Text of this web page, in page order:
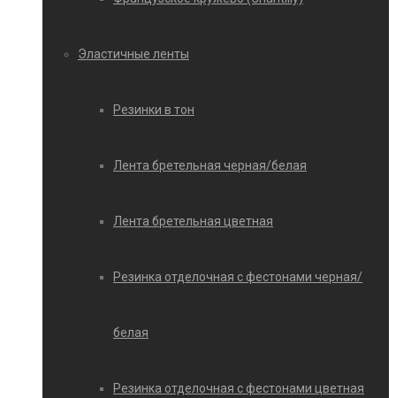
Эластичные ленты
Резинки в тон
Лента бретельная черная/белая
Лента бретельная цветная
Резинка отделочная с фестонами черная/
белая
Резинка отделочная с фестонами цветная